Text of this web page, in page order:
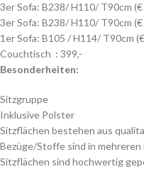
3er Sofa: B238/ H110/ T90cm (€
3er Sofa: B238/ H110/ T90cm (€
1er Sofa: B105 / H114/ T90cm
Couchtisch : 399,-
Besonderheiten:
Sitzgruppe
Inklusive Polster
Sitzflächen bestehen aus
Bezüge/Stoffe sind in mehreren
Sitzflächen sind hochwertig